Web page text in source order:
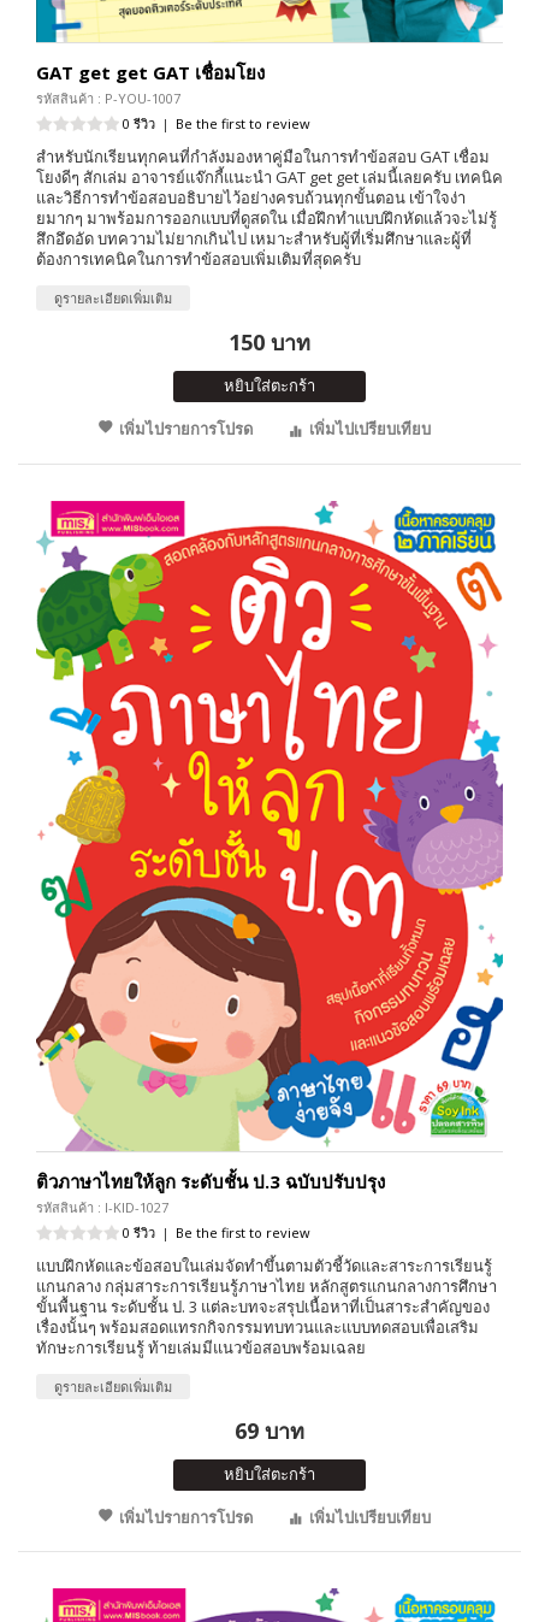
GAT get get GAT เชื่อมโยง
รหัสสินค้า : P-YOU-1007
0 รีวิว | Be the first to review
สำหรับนักเรียนทุกคนที่กำลังมองหาคู่มือในการทำข้อสอบ GAT เชื่อม
โยงดีๆ สักเล่ม อาจารย์แจ๊กกี้แนะนำ GAT get get เล่มนี้เลยครับ เทคนิค
และวิธีการทำข้อสอบอธิบายไว้อย่างครบถ้วนทุกขั้นตอน เข้าใจง่า
ยมากๆ มาพร้อมการออกแบบที่ดูสดใน เมื่อฝึกทำแบบฝึกหัดแล้วจะไม่รู้
สึกอึดอัด บทความไม่ยากเกินไป เหมาะสำหรับผู้ที่เริ่มศึกษาและผู้ที่
ต้องการเทคนิคในการทำข้อสอบเพิ่มเติมที่สุดครับ
ดูรายละเอียดเพิ่มเติม
150 บาท
หยิบใส่ตะกร้า
เพิ่มไปรายการโปรด
เพิ่มไปเปรียบเทียบ
ติวภาษาไทยให้ลูก ระดับชั้น ป.3 ฉบับปรับปรุง
รหัสสินค้า : I-KID-1027
0 รีวิว | Be the first to review
แบบฝึกหัดและข้อสอบในเล่มจัดทำขึ้นตามตัวชี้วัดและสาระการเรียนรู้
แกนกลาง กลุ่มสาระการเรียนรู้ภาษาไทย หลักสูตรแกนกลางการศึกษา
ขั้นพื้นฐาน ระดับชั้น ป. 3 แต่ละบทจะสรุปเนื้อหาที่เป็นสาระสำคัญของ
เรื่องนั้นๆ พร้อมสอดแทรกกิจกรรมทบทวนและแบบทดสอบเพื่อเสริม
ทักษะการเรียนรู้ ท้ายเล่มมีแนวข้อสอบพร้อมเฉลย
ดูรายละเอียดเพิ่มเติม
69 บาท
หยิบใส่ตะกร้า
เพิ่มไปรายการโปรด
เพิ่มไปเปรียบเทียบ